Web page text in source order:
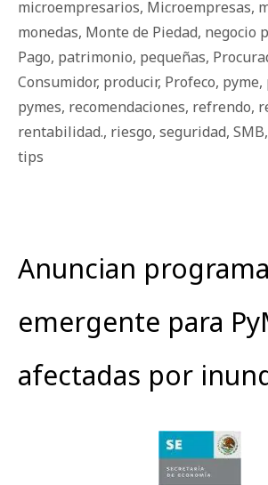
microempresarios, Microempresas,
monedas, Monte de Piedad, negocio
Pago, patrimonio, pequeñas,
Consumidor, producir, Profeco, pyme,
pymes, recomendaciones, refrendo,
rentabilidad., riesgo, seguridad, SMB,
tips
Anuncian programa
emergente para
afectadas por